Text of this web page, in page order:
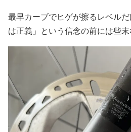
最早カーブでヒゲが擦るレベル
は正義」という信念の前には些末